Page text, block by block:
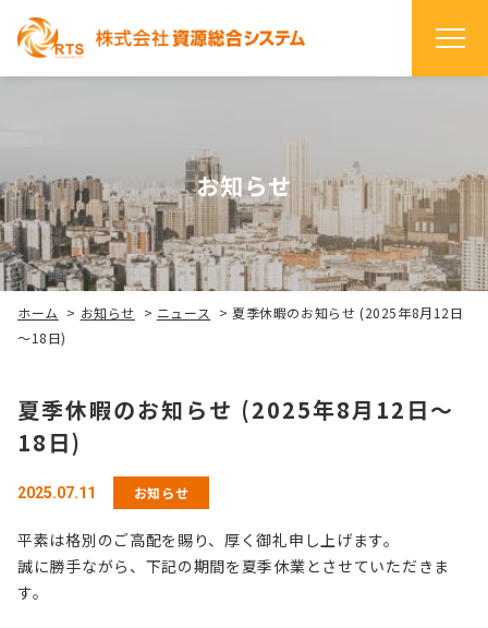
お知らせ
ホーム > お知らせ > ニュース >夏季休暇のお知らせ (2025年8月12日
～18日)
夏季休暇のお知らせ (2025年8月12日～
18日)
2025.07.11 お知らせ
平素は格別のご高配を賜り、厚く御礼申し上げます。
誠に勝手ながら、下記の期間を夏季休業とさせていただきま
す。